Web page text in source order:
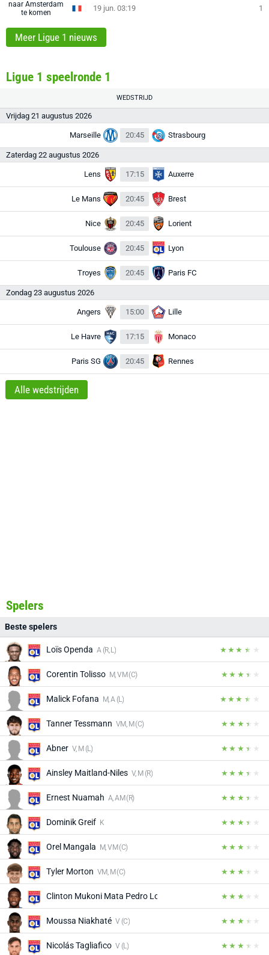
19 jun. 03:19 1
Meer Ligue 1 nieuws
Ligue 1 speelronde 1
WEDSTRIJD
Vrijdag 21 augustus 2026
Marseille 20:45 Strasbourg
Zaterdag 22 augustus 2026
Lens 17:15 Auxerre
Le Mans 20:45 Brest
Nice 20:45 Lorient
Toulouse 20:45 Lyon
Troyes 20:45 Paris FC
Zondag 23 augustus 2026
Angers 15:00 Lille
Le Havre 17:15 Monaco
Paris SG 20:45 Rennes
Alle wedstrijden
Spelers
Beste spelers
Loïs Openda A (R, L)
Corentin Tolisso M, VM (C)
Malick Fofana M, A (L)
Tanner Tessmann VM, M (C)
Abner V, M (L)
Ainsley Maitland-Niles V, M (R)
Ernest Nuamah A, AM (R)
Dominik Greif K
Orel Mangala M, VM (C)
Tyler Morton VM, M (C)
Clinton Mukoni Mata Pedro Lourenço
Moussa Niakhaté V (C)
Nicolás Tagliafico V (L)